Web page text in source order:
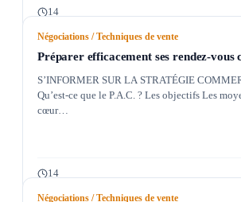
14
Négociations / Techniques de vente
Préparer efficacement ses rendez-vous
S’INFORMER SUR LA STRATÉGIE
Qu’est-ce que le P.A.C. ? Les objectifs Les
cœur…
14
Négociations / Techniques de vente